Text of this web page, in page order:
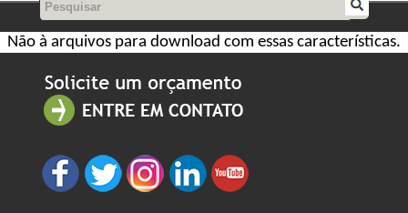
Não à arquivos para download com essas características.